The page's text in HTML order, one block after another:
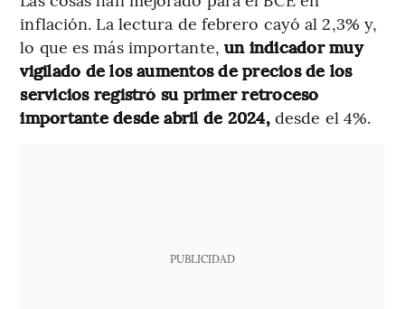
inflación. La lectura de febrero cayó al 2,3% y,
lo que es más importante, un indicador muy
vigilado de los aumentos de precios de los
servicios registró su primer retroceso
importante desde abril de 2024,desde el 4%.
PUBLICIDAD